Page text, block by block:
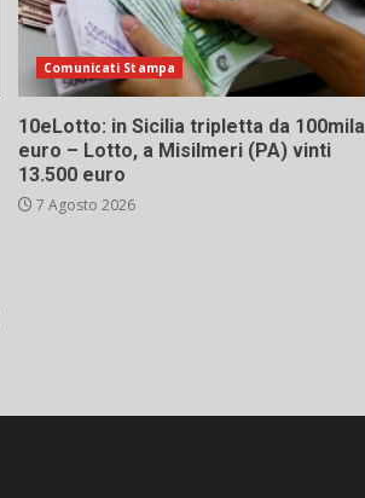
Comunicati Stampa
10eLotto: in Sicilia tripletta da 100mila
euro – Lotto, a Misilmeri (PA) vinti
13.500 euro
7 Agosto 2026